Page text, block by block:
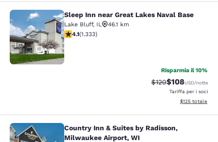
Sleep Inn near Great Lakes Naval
42
Sleep Inn near Great Lakes Naval Base
Lake Bluff, IL
46.1 km
Valutazione di 4.09 stelle. Molto buono. 1333
4.1(1.333)
Risparmia il 10%
Tariffa di barratura:
$120Tariffa
$108USD/notte
Tariffa per i soci
Visualizza i
$125 totale
Country Inn & Suites by Radisson,
Country Inn & Suites by Radisson,
Milwaukee Airport, WI